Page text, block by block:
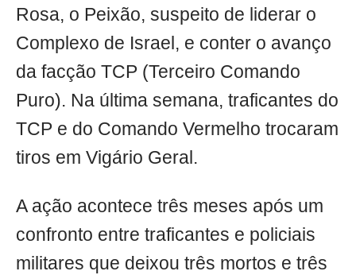
Rosa, o Peixão, suspeito de liderar o
Complexo de Israel, e conter o avanço
da facção TCP (Terceiro Comando
Puro). Na última semana, traficantes do
TCP e do Comando Vermelho trocaram
tiros em Vigário Geral.
A ação acontece três meses após um
confronto entre traficantes e policiais
militares que deixou três mortos e três